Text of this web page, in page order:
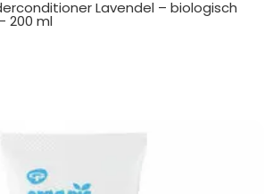
Lavendel – biologisch
200 ml